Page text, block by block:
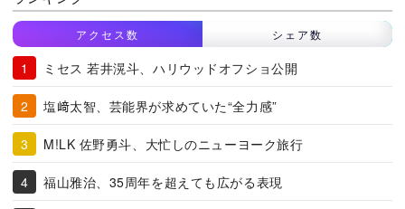
アクセス数 シェア数
ミセス 若井滉斗、ハリウッドオフショ公開
塩﨑太智、芸能界が求めていた“全力感”
M!LK 佐野勇斗、大忙しのニューヨーク旅行
福山雅治、35周年を超えても広がる表現